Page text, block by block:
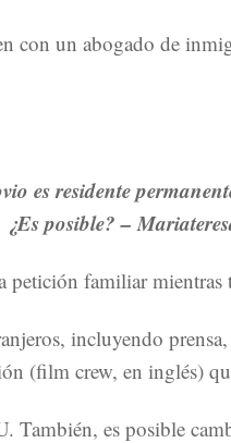
un abogado de
es residente
posible? –
familiar
incluyendo
(film crew, en inglés)
es posible